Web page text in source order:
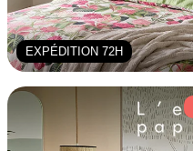
EXPÉDITION 72H